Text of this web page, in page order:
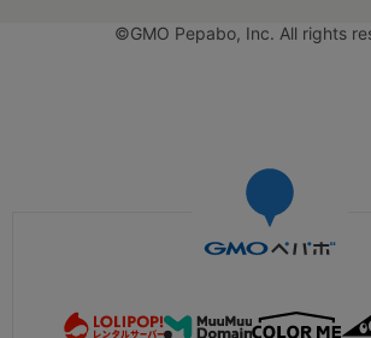
©GMO Pepabo, Inc. All rights